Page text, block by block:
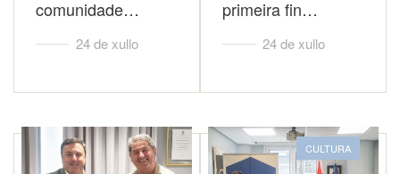
comunidade…
24 de xullo
primeira fin…
24 de xullo
CULTURA